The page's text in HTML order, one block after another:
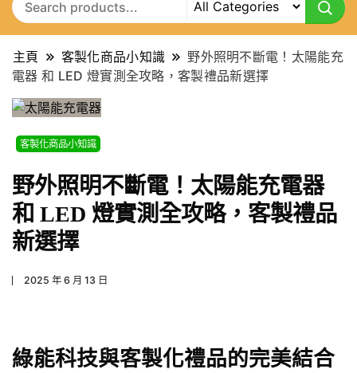
主頁 客製化商品小知識
野外照明不斷電！太陽能充
電器 和 LED 燈實測全攻略，客製禮品新選擇
客製化商品小知識
野外照明不斷電！太陽能充電器
和 LED 燈實測全攻略，客製禮品
新選擇
2025 年 6 月 13 日
綠能科技與客製化禮品的完美結合